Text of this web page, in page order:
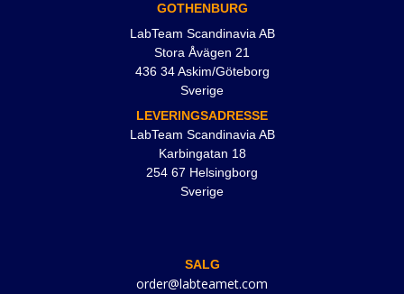
GOTHENBURG
LabTeam Scandinavia AB
Stora Åvägen 21
436 34 Askim/Göteborg
Sverige
LEVERINGSADRESSE
LabTeam Scandinavia AB
Karbingatan 18
254 67 Helsingborg
Sverige
SALG
order@labteamet.com